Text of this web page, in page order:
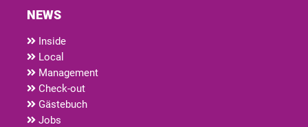
NEWS
Inside
Local
Management
Check-out
Gästebuch
Jobs